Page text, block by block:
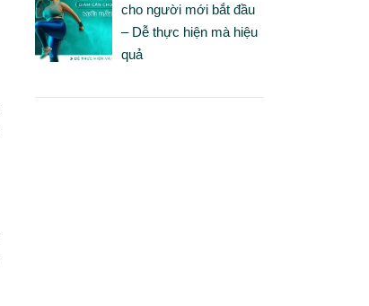
cho người mới bắt đầu
– Dễ thực hiện mà hiệu
quả